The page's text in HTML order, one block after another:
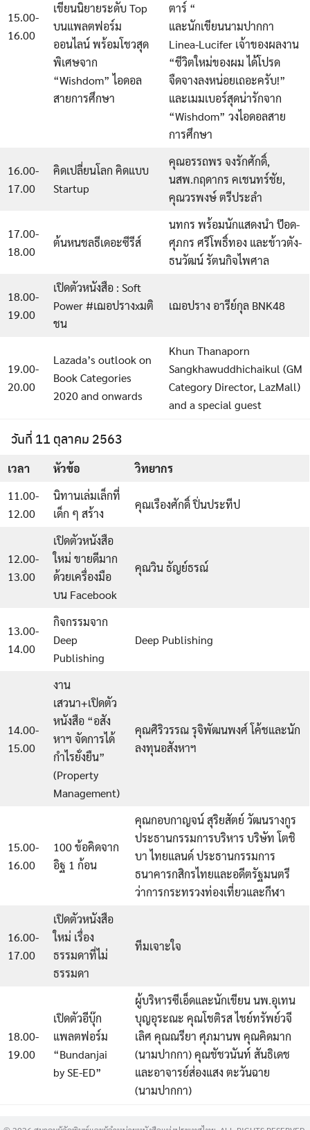
15.00-
16.00
เขียนนิยายระดับ Top
บนแพลตฟอร์ม
ออนไลน์ พร้อมโชวสุด
พิเศษจาก
“Wishdom” ไอดอล
สายการศึกษา
ตาร์ “
และนักเขียนนามปากกา
Linea-Lucifer เจ้าของผลงาน
“ชีวิตใหม่ของผม ได้โปรด
จืดจางลงหน่อยเถอะครับ!”
และเมมเบอร์สุดน่ารักจาก
“Wishdom” วงไอดอลสาย
การศึกษา
16.00-
17.00
คิดเปลี่ยนโลก คิดแบบ
Startup
คุณอรรถพร จงรักศักดิ์,
นสพ.กฤดากร คเชนทร์ชัย,
คุณวรพงษ์ ตรีประลำ
17.00-
18.00
ต้นหนชลธีเดอะซีรีส์
นทกร พร้อมนักแสดงนำ ป๊อด-
ศุภกร ศรีโพธิ์ทอง และข้าวตัง-
ธนวัฒน์ รัตนกิจไพศาล
18.00-
19.00
เปิดตัวหนังสือ : Soft
Power #เฌอปรางxมติ
ชน
เฌอปราง อารีย์กุล BNK48
19.00-
20.00
Lazada’s outlook on
Book Categories
2020 and onwards
Khun Thanaporn
Sangkhawuddhichaikul (GM
Category Director, LazMall)
and a special guest
วันที่ 11 ตุลาคม 2563
เวลา หัวข้อ
วิทยากร
11.00-
12.00
นิทานเล่มเล็กที่
เด็ก ๆ สร้าง
คุณเรืองศักดิ์ ปิ่นประทีป
12.00-
13.00
เปิดตัวหนังสือ
ใหม่ ขายดีมาก
ด้วยเครื่องมือ
บน Facebook
คุณวิน ธัญย์ธรณ์
13.00-
14.00
กิจกรรมจาก
Deep
Publishing
Deep Publishing
14.00-
15.00
งาน
เสวนา+เปิดตัว
หนังสือ “อสัง
หาฯ จัดการได้
กำไรยั่งยืน”
(Property
Management)
คุณศิริวรรณ รุจิพัฒนพงศ์ โค้ชและนัก
ลงทุนอสังหาฯ
15.00-
16.00
100 ข้อคิดจาก
อิฐ 1 ก้อน
คุณกอบกาญจน์ สุริยสัตย์ วัฒนรางกูร
ประธานกรรมการบริหาร บริษัท โตชิ
บา ไทยแลนด์ ประธานกรรมการ
ธนาคารกสิกรไทยและอดีตรัฐมนตรี
ว่าการกระทรวงท่องเที่ยวและกีฬา
16.00-
17.00
เปิดตัวหนังสือ
ใหม่ เรื่อง
ธรรมดาที่ไม่
ธรรมดา
ทีมเจาะใจ
18.00-
19.00
เปิดตัวอีบุ๊ก
แพลตฟอร์ม
“Bundanjai
by SE-ED”
ผู้บริหารซีเอ็ดและนักเขียน นพ.อุเทน
บุญอุระณะ คุณโชติรส ไชย์ทรัพย์วจี
เลิศ คุณณรียา ศุภมานพ คุณคิดมาก
(นามปากกา) คุณชัชวนันท์ สันธิเดช
และอาจารย์ส่องแสง ตะวันฉาย
(นามปากกา)